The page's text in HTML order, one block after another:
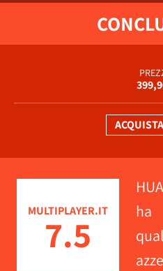
MULTIPLAYER.IT
7.5
ha